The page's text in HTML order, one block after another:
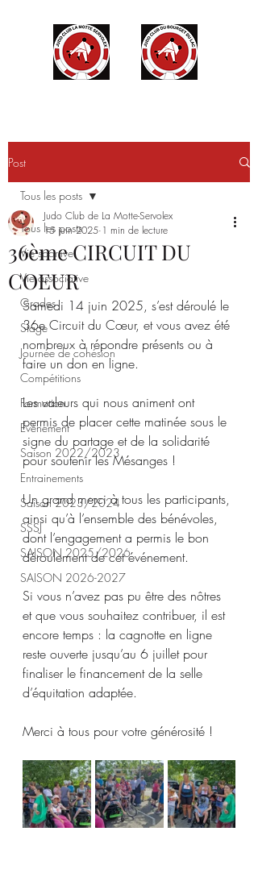
Post
Tous les posts
Vie sportive
Vie associative
Grades
Stage
Journée de cohésion
Compétitions
Formation
Evènement
Saison 2022/2023
Entrainements
Saison 2023/2024
SSSJ
SAISON 2025/2026
SAISON 2026-2027
Tous les posts
36ème CIRCUIT DU
COEUR
Judo Club de La Motte-Servolex
15 juin 2025 1 min de lecture
Samedi 14 juin 2025, s’est déroulé le
36e Circuit du Cœur, et vous avez été
nombreux à répondre présents ou à
faire un don en ligne.
Les valeurs qui nous animent ont
permis de placer cette matinée sous le
signe du partage et de la solidarité
pour soutenir les Mésanges !
Un grand merci à tous les participants,
ainsi qu’à l’ensemble des bénévoles,
dont l’engagement a permis le bon
déroulement de cet événement.
Si vous n’avez pas pu être des nôtres
et que vous souhaitez contribuer, il est
encore temps : la cagnotte en ligne
reste ouverte jusqu’au 6 juillet pour
finaliser le financement de la selle
d’équitation adaptée.
Merci à tous pour votre générosité !